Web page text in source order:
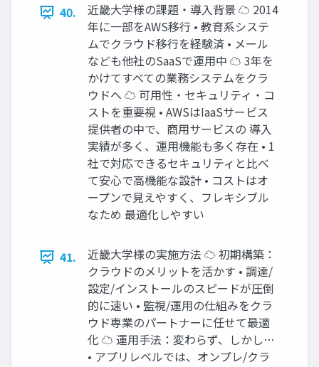
40.
近畿大学様の課題・導入背景 ☁ 2014
年に一部をAWS移行 • 教育系システ
ムでクラウド移行を経験済 • メール
なども他社のSaaSで運用中 ☁ 3年を
かけてすべての業務システムをクラ
ウドへ ☁ 可用性・セキュリティ・コ
ストを重要視 • AWSはIaaSサービス
提供者の中で、商用サービスの 導入
実績が多く、運用機能も多く存在 • 1
社で対応できるセキュリティと比べ
て安心で高機能な設計 • コストはオ
ープンで見えやすく、フレキシブル
なため 最適化しやすい
41.
近畿大学様の実施方法 ☁ 初期構築：
クラウドのメリットを活かす • 調達/
設定/インストールのスピードが圧倒
的に速い • 監視/運用の仕組みをクラ
ウド専業のパートナーに任せて最適
化 ☁ 運用手法：変わらず、しかし…
• アプリレベルでは、オンプレ/クラ